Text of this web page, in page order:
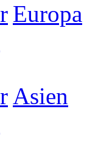
Europa
Asien